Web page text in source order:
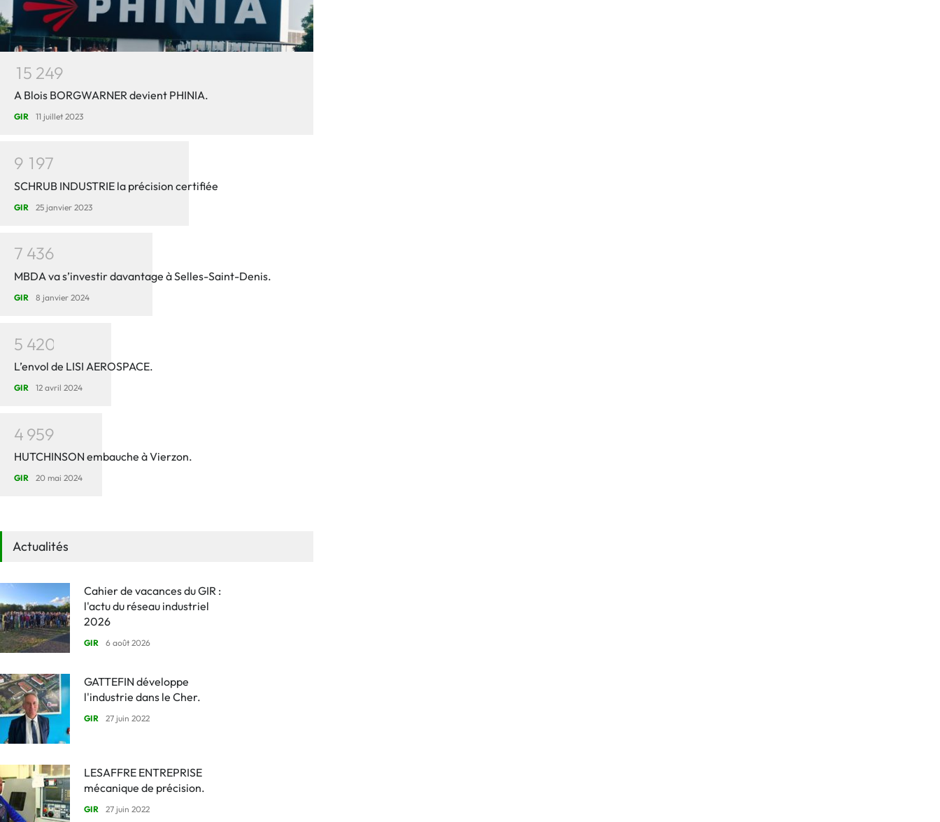
15 249
A Blois BORGWARNER devient PHINIA.
GIR 11 juillet 2023
9 197
SCHRUB INDUSTRIE la précision certifiée
GIR 25 janvier 2023
7 436
MBDA va s’investir davantage à Selles-Saint-Denis.
GIR 8 janvier 2024
5 420
L’envol de LISI AEROSPACE.
GIR 12 avril 2024
4 959
HUTCHINSON embauche à Vierzon.
GIR 20 mai 2024
Actualités
Cahier de vacances du GIR :
l'actu du réseau industriel
2026
GIR 6 août 2026
GATTEFIN développe
l'industrie dans le Cher.
GIR 27 juin 2022
LESAFFRE ENTREPRISE
mécanique de précision.
GIR 27 juin 2022